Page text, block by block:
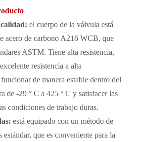
el cuerpo de la válvula está
acero de carbono A216 WCB, que
ASTM. Tiene alta resistencia,
resistencia a alta
de manera estable dentro del
de -29 ° C a 425 ° C y satisfacer las
condiciones de trabajo duras.
está equipado con un método de
que es conveniente para la